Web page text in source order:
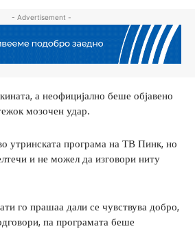
- Advertisement -
а неофицијално беше објавено
мозочен удар.
утринската програма на ТВ Пинк, но
и не можел да изговори ниту
го прашаа дали се чувствува добро,
па програмата беше